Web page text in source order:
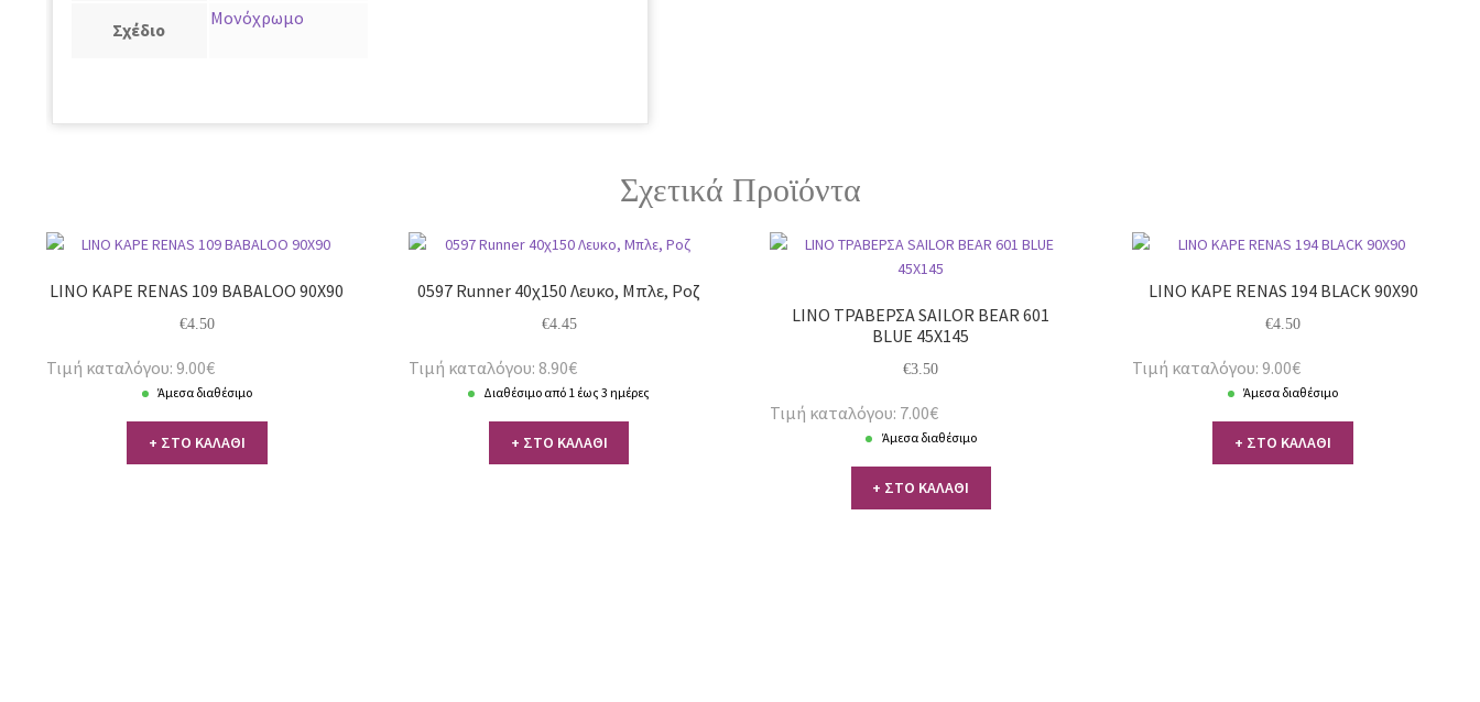
Σχέδιο
Μονόχρωμο
Σχετικά Προϊόντα
LINO ΚΑΡΕ RENAS 109 BABALOO 90Χ90
€4.50
Τιμή καταλόγου: 9.00€
Άμεσα διαθέσιμο
+ ΣΤΟ ΚΑΛΑΘΙ
0597 Runner 40χ150 Λευκο, Μπλε, Ροζ
€4.45
Τιμή καταλόγου: 8.90€
Διαθέσιμο από 1 έως 3 ημέρες
+ ΣΤΟ ΚΑΛΑΘΙ
LINO ΤΡΑΒΕΡΣΑ SAILOR BEAR 601
BLUE 45X145
€3.50
Τιμή καταλόγου: 7.00€
Άμεσα διαθέσιμο
+ ΣΤΟ ΚΑΛΑΘΙ
LINO ΚΑΡΕ RENAS 194 BLACK 90Χ90
€4.50
Τιμή καταλόγου: 9.00€
Άμεσα διαθέσιμο
+ ΣΤΟ ΚΑΛΑΘΙ